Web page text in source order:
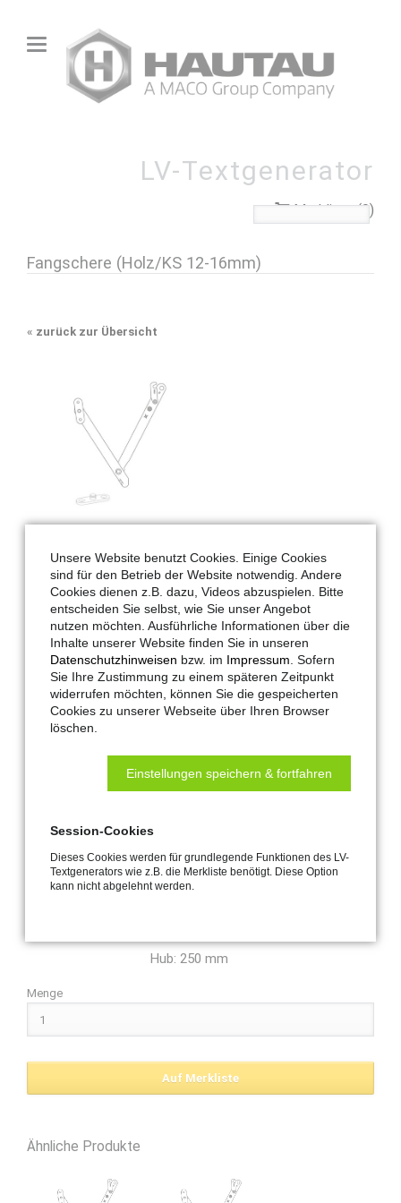
LV-Textgenerator
Merkliste (0)
Fangschere (Holz/KS 12-16mm)
« zurück zur Übersicht
Hautau-Artikel-Nr.:
190510
Maco-Artikel-Nr.:
190510
Anwendung:
RWA-Lüftung
Hub:
250 mm
LV-Text:
Fangschere (Holz/KS 12-16mm)
Begrenzungsscheren / Falzscheren
eines Fensterflügels verhindern, falls
Für Holz- oder Kunststofffenster
mit einer Falzluft 12-16mm
Lieferumfang: 2x Fangschere, 2x
Anschraubplatte
Hub: 250 mm
Menge
Ähnliche Produkte
Unsere Website benutzt Cookies. Einige Cookies
sind für den Betrieb der Website notwendig. Andere
Cookies dienen z.B. dazu, Videos abzuspielen. Bitte
entscheiden Sie selbst, wie Sie unser Angebot
nutzen möchten. Ausführliche Informationen über die
Inhalte unserer Website finden Sie in unseren
Datenschutzhinweisen bzw. im Impressum . Sofern
Sie Ihre Zustimmung zu einem späteren Zeitpunkt
widerrufen möchten, können Sie die gespeicherten
Cookies zu unserer Webseite über Ihren Browser
löschen.
Einstellungen speichern & fortfahren
Session-Cookies
Dieses Cookies werden für grundlegende Funktionen des LV-
Textgenerators wie z.B. die Merkliste benötigt. Diese Option
kann nicht abgelehnt werden.